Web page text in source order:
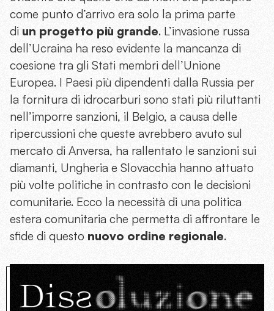
come punto d’arrivo era solo la prima parte
di un progetto più grande. L’invasione russa
dell’Ucraina ha reso evidente la mancanza di
coesione tra gli Stati membri dell’Unione
Europea. I Paesi più dipendenti dalla Russia per
la fornitura di idrocarburi sono stati più riluttanti
nell’imporre sanzioni, il Belgio, a causa delle
ripercussioni che queste avrebbero avuto sul
mercato di Anversa, ha rallentato le sanzioni sui
diamanti, Ungheria e Slovacchia hanno attuato
più volte politiche in contrasto con le decisioni
comunitarie. Ecco la necessità di una politica
estera comunitaria che permetta di affrontare le
sfide di questo nuovo ordine regionale.